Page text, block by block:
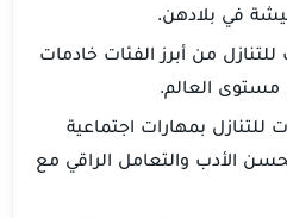
في بلادهن.
للتنازل من أبرز الفئات خادمات
العالم.
للتنازل بمهارات اجتماعية
الأدب والتعامل الراقي مع